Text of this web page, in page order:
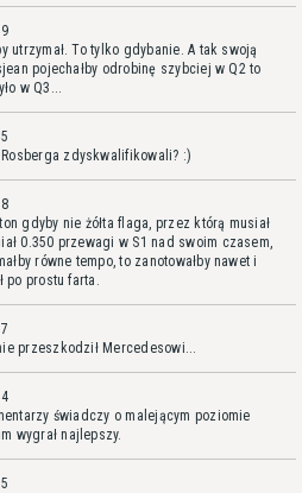
utrzymał. To tylko gdybanie. A tak swoją
pojechałby odrobinę szybciej w Q2 to
w Q3...
Rosberga zdyskwalifikowali? :)
gdyby nie żółta flaga, przez którą musiał
0.350 przewagi w S1 nad swoim czasem,
równe tempo, to zanotowałby nawet i
po prostu farta.
przeszkodził Mercedesowi...
świadczy o malejącym poziomie
wygrał najlepszy.